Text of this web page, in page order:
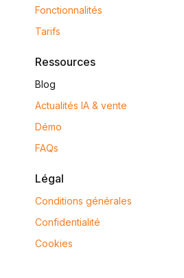
Fonctionnalités
Tarifs
Ressources
Blog
Actualités IA & vente
Démo
FAQs
Légal
Conditions générales
Confidentialité
Cookies